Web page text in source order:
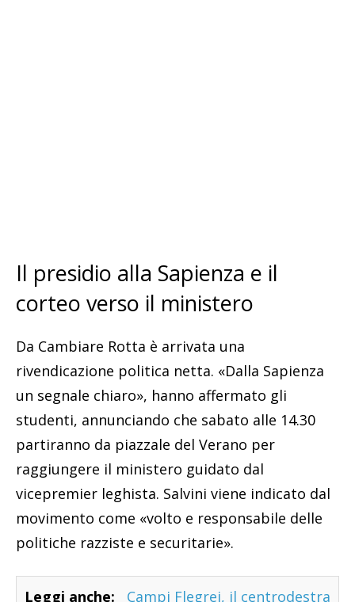
Il presidio alla Sapienza e il
corteo verso il ministero
Da Cambiare Rotta è arrivata una
rivendicazione politica netta. «Dalla Sapienza
un segnale chiaro», hanno affermato gli
studenti, annunciando che sabato alle 14.30
partiranno da piazzale del Verano per
raggiungere il ministero guidato dal
vicepremier leghista. Salvini viene indicato dal
movimento come «volto e responsabile delle
politiche razziste e securitarie».
Leggi anche:
Campi Flegrei, il centrodestra